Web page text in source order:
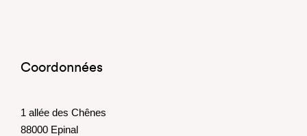
Coordonnées
1 allée des Chênes
88000 Epinal